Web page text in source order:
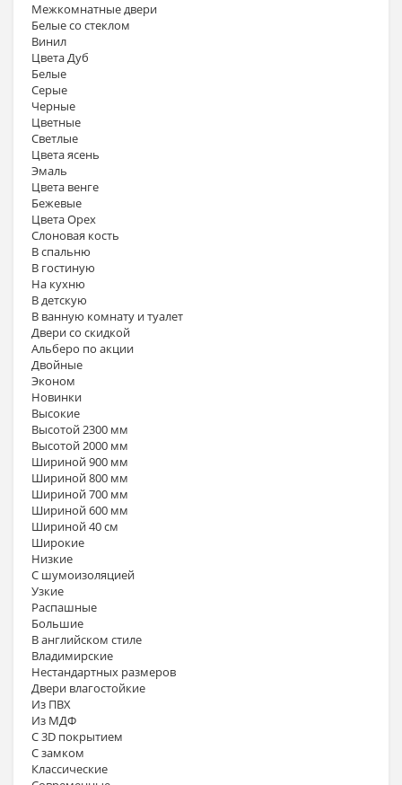
Межкомнатные двери
Белые со стеклом
Винил
Цвета Дуб
Белые
Серые
Черные
Цветные
Светлые
Цвета ясень
Эмаль
Цвета венге
Бежевые
Цвета Орех
Слоновая кость
В спальню
В гостиную
На кухню
В детскую
В ванную комнату и туалет
Двери со скидкой
Альберо по акции
Двойные
Эконом
Новинки
Высокие
Высотой 2300 мм
Высотой 2000 мм
Шириной 900 мм
Шириной 800 мм
Шириной 700 мм
Шириной 600 мм
Шириной 40 см
Широкие
Низкие
С шумоизоляцией
Узкие
Распашные
Большие
В английском стиле
Владимирские
Нестандартных размеров
Двери влагостойкие
Из ПВХ
Из МДФ
С 3D покрытием
С замком
Классические